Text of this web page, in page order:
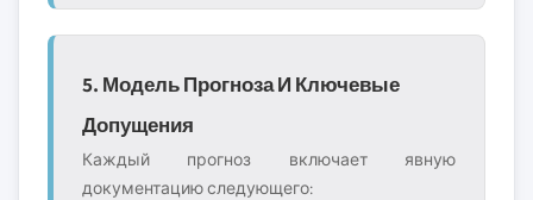
5. Модель Прогноза И Ключевые
Допущения
Каждый прогноз включает явную
документацию следующего: